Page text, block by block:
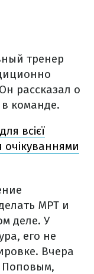
тренер
рассказал о
команде.
всієї
очікуваннями
МРТ и
деле. У
его не
Вчера
Поповым,